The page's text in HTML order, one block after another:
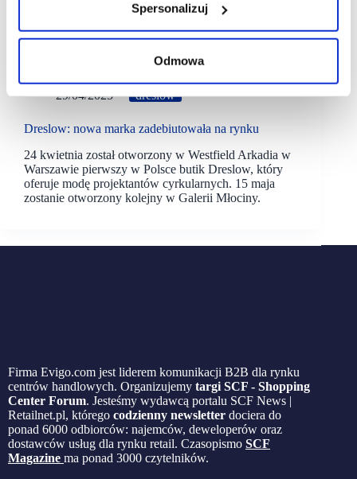
Spersonalizuj
Odmowa
29/04/2025 dreslow
Dreslow: nowa marka zadebiutowała na rynku
24 kwietnia został otworzony w Westfield Arkadia w
Warszawie pierwszy w Polsce butik Dreslow, który
oferuje modę projektantów cyrkularnych. 15 maja
zostanie otworzony kolejny w Galerii Młociny.
Firma Evigo.com jest liderem komunikacji B2B dla rynku
centrów handlowych. Organizujemy targi SCF - Shopping
Center Forum. Jesteśmy wydawcą portalu SCF News |
Retailnet.pl, którego codzienny newsletter dociera do
ponad 6000 odbiorców: najemców, deweloperów oraz
dostawców usług dla rynku retail. Czasopismo SCF
Magazine ma ponad 3000 czytelników.